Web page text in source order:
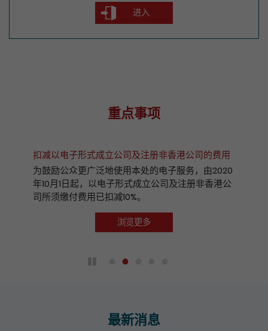
进入
重点事项
扣减以电子形式成立公司及注册非香港公司的费用
为鼓励公众更广泛地使用本处的电子服务，由2020
年10月1日起，以电子形式成立公司及注册非香港公
司所须缴付费用已扣减10%。
浏览更多
最新消息